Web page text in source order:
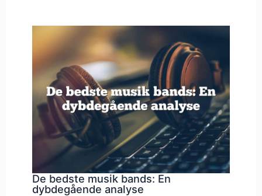
De bedste musik bands: En
dybdegående analyse